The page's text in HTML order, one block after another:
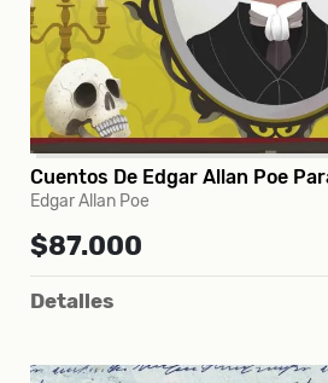
Cuentos De Edgar Allan Poe
Edgar Allan Poe
$87.000
Detalles